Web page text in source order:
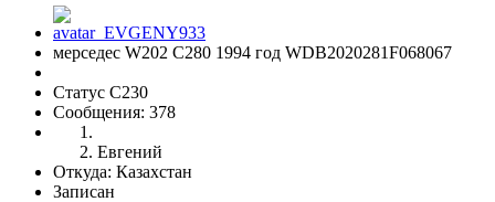
мерседес W202 С280 1994 год WDB2020281F068067
Статус C230
Сообщения: 378
Евгений
Откуда: Казахстан
Записан